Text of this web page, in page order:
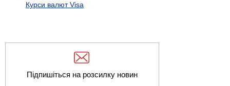
Курси валют Visa
Підпишіться на розсилку новин